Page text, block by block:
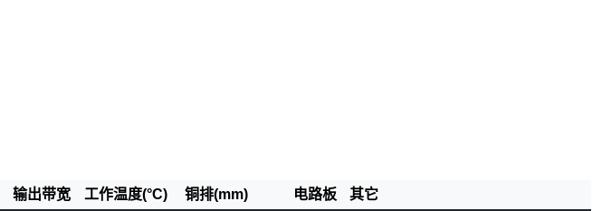
输出带宽 工作温度(°C) 铜排(mm) 电路板
其它